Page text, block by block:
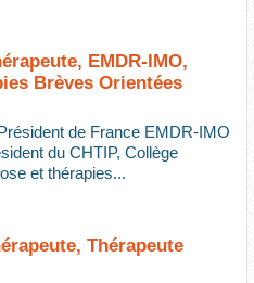
EMDR-IMO,
Brèves Orientées
de France EMDR-IMO
du CHTIP, Collège
et thérapies...
Thérapeute